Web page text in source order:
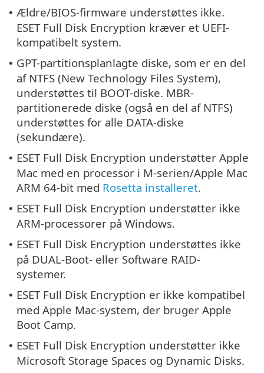
• Ældre/BIOS-firmware understøttes ikke.
ESET Full Disk Encryption kræver et UEFI-
kompatibelt system.
• GPT-partitionsplanlagte diske, som er en del
af NTFS (New Technology Files System),
understøttes til BOOT-diske. MBR-
partitionerede diske (også en del af NTFS)
understøttes for alle DATA-diske
(sekundære).
• ESET Full Disk Encryption understøtter Apple
Mac med en processor i M-serien/Apple Mac
ARM 64-bit med Rosetta installeret.
• ESET Full Disk Encryption understøtter ikke
ARM-processorer på Windows.
• ESET Full Disk Encryption understøttes ikke
på DUAL-Boot- eller Software RAID-
systemer.
• ESET Full Disk Encryption er ikke kompatibel
med Apple Mac-system, der bruger Apple
Boot Camp.
• ESET Full Disk Encryption understøtter ikke
Microsoft Storage Spaces og Dynamic Disks.